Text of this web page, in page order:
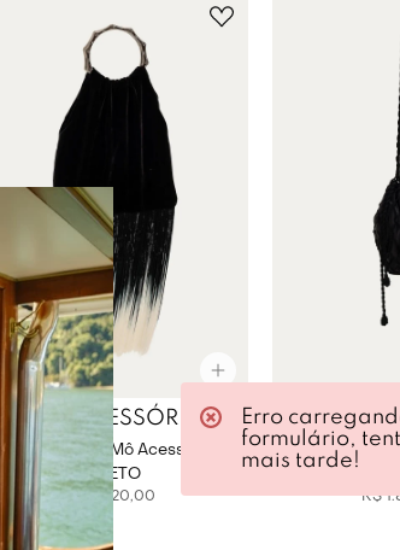
A.MO ACESSÓRIOS
Bolsa Ombra A.Mô Acessórios -
PRETO
1. 820,00
A.MO
Bolsa Tulia
R$ 1.
Erro
formulário,
mais tarde!